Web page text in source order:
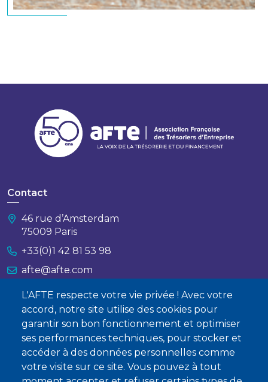
L'AFTE respecte votre vie privée ! Avec votre
accord, notre site utilise des cookies pour
garantir son bon fonctionnement et optimiser
ses performances techniques, pour stocker et
accéder à des données personnelles comme
votre visite sur ce site. Vous pouvez à tout
Contact
46 rue d’Amsterdam
75009 Paris
+33(0)1 42 81 53 98
afte@afte.com
Nous contacter
À propos
Qui sommes-nous ?
Devenir membre